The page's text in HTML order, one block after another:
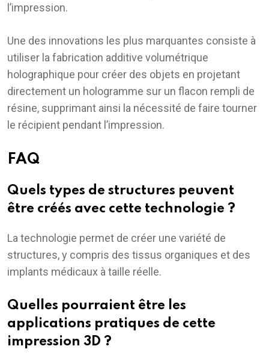
l’impression.
Une des innovations les plus marquantes consiste à
utiliser la fabrication additive volumétrique
holographique pour créer des objets en projetant
directement un hologramme sur un flacon rempli de
résine, supprimant ainsi la nécessité de faire tourner
le récipient pendant l’impression.
FAQ
Quels types de structures peuvent
être créés avec cette technologie ?
La technologie permet de créer une variété de
structures, y compris des tissus organiques et des
implants médicaux à taille réelle.
Quelles pourraient être les
applications pratiques de cette
impression 3D ?